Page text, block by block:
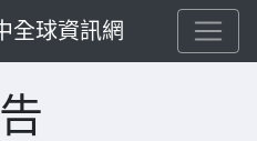
全球資訊網